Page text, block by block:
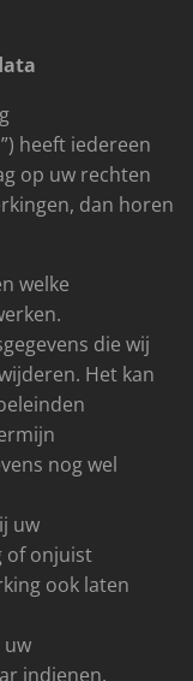
heeft iedereen
op uw rechten
dan horen
welke
die wij
Het kan
nog wel
uw
of onjuist
ook laten
uw
indienen.